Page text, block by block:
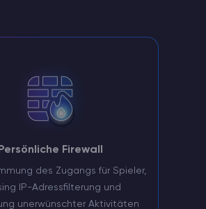
Persönliche Firewall
des Zugangs für Spieler,
IP-Adressfilterung und
unerwünschter Aktivitäten